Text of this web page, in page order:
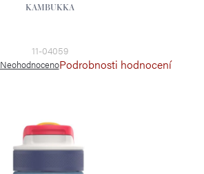
KAMBUKKA
11-04059
NeohodnocenoPodrobnosti hodnocení